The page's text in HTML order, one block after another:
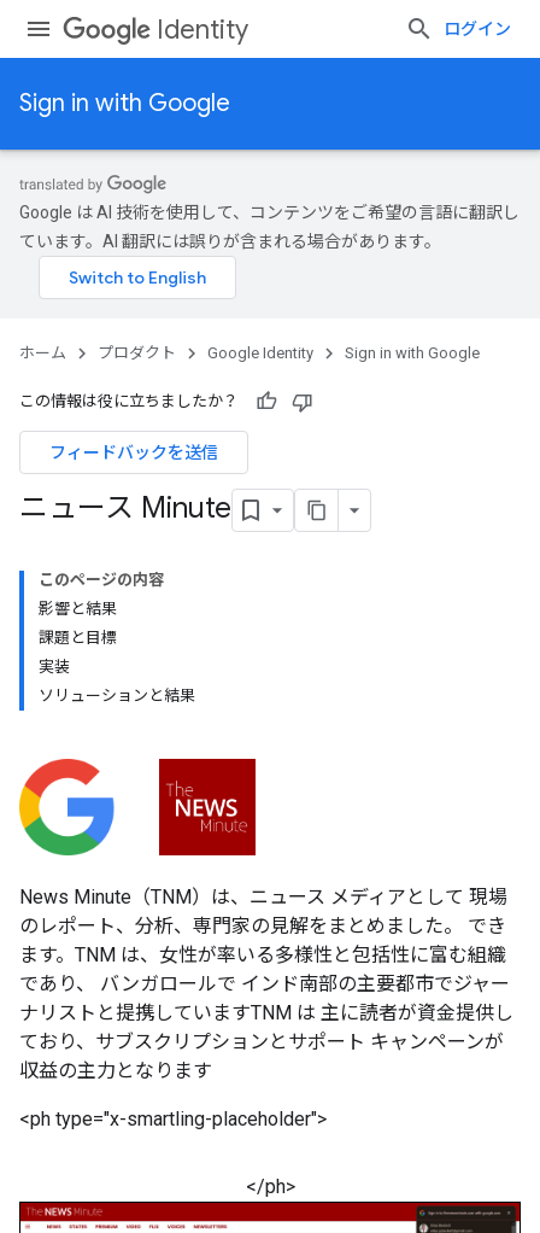
Identity ログイン
Sign in with Google
Google は AI 技術を使用して、コンテンツをご希望の言語に翻訳し
ています。AI 翻訳には誤りが含まれる場合があります。
ホーム プロダクト Google Identity Sign in with Google
この情報は役に立ちましたか？
フィードバックを送信
ニュース Minute
このページの内容
影響と結果
課題と目標
実装
ソリューションと結果
News Minute（TNM）は、ニュース メディアとして 現場
のレポート、分析、専門家の見解をまとめました。 でき
ます。TNM は、女性が率いる多様性と包括性に富む組織
であり、 バンガロールで インド南部の主要都市でジャー
ナリストと提携していますTNM は 主に読者が資金提供し
ており、サブスクリプションとサポート キャンペーンが
収益の主力となります
<ph type="x-smartling-placeholder">
</ph>